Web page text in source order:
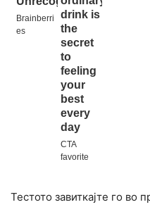
Тестото завиткајте го во